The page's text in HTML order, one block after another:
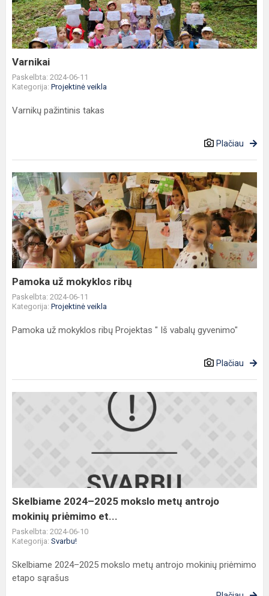
Varnikai
Paskelbta: 2024-06-11
Kategorija: Projektinė veikla
Varnikų pažintinis takas
Plačiau
Pamoka
už
mokyklos
ribų
Pamoka už mokyklos ribų
Paskelbta: 2024-06-11
Kategorija: Projektinė veikla
Pamoka už mokyklos ribų Projektas " Iš vabalų gyvenimo"
Plačiau
Skelbiame
priėmimo
et...
Skelbiame 2024–2025 mokslo metų antrojo
mokinių priėmimo et...
Paskelbta: 2024-06-10
Kategorija: Svarbu!
Skelbiame 2024–2025 mokslo metų antrojo mokinių priėmimo
etapo sąrašus